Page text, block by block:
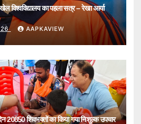
विश्वविद्यालय का पहला सत्र – रेखा आर्या
AAPKAVIEW
20850 शिवभक्तों का किया गया निशुल्क उपचार